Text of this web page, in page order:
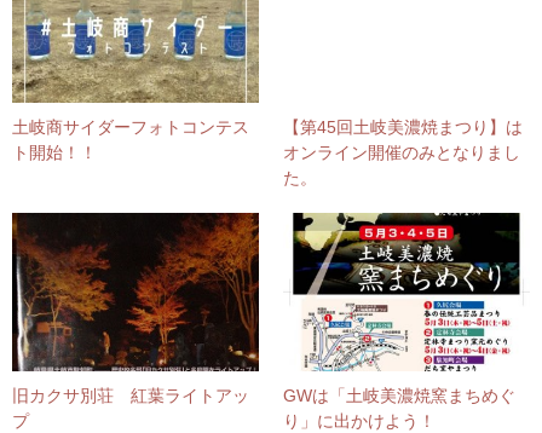
土岐商サイダーフォトコンテス
ト開始！！
【第45回土岐美濃焼まつり】は
オンライン開催のみとなりまし
た。
旧カクサ別荘 紅葉ライトアッ
プ
GWは「土岐美濃焼窯まちめぐ
り」に出かけよう！